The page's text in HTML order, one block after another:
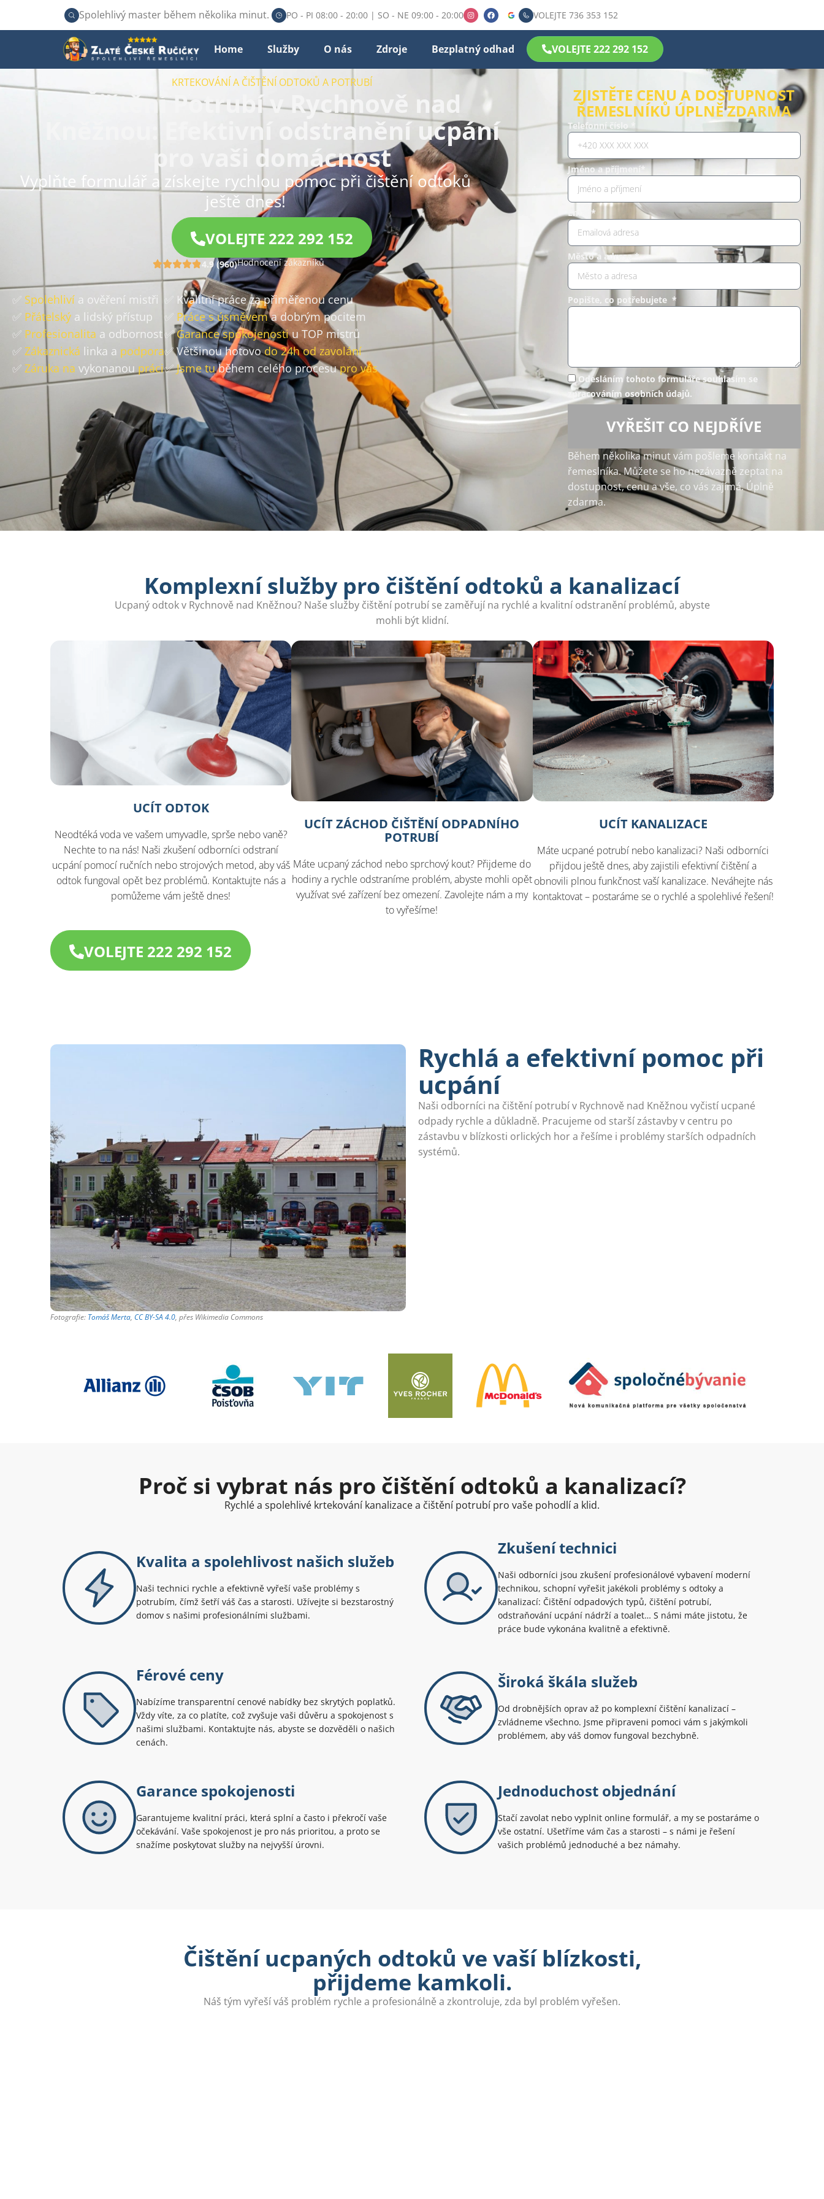
Spolehlivý master během několika minut. PO - PI 08:00 - 20:00 | SO - NE 09:00 - 20:00 VOLEJTE 736 353 152
Home Služby O nás Zdroje Bezplatný odhad VOLEJTE 222 292 152
KRTEKOVÁNÍ A ČIŠTĚNÍ ODTOKŮ A POTRUBÍ
Čištění Potrubí v Rychnově nad
Kněžnou: Efektivní odstranění ucpání
pro vaši domácnost
Vyplňte formulář a získejte rychlou pomoc při čištění odtoků
ještě dnes!
VOLEJTE 222 292 152
4.9 (960)Hodnocení zákazníků
✅ Spolehliví a ověření mistři
✅ Přátelský a lidský přístup
✅ Profesionalita a odbornost
✅ Zákaznická linka a podpora
✅ Záruka na vykonanoupráci
✅ Kvalitní práce za přiměřenou cenu
Práce s úsměvema dobrým pocitem
✅Garance spokojenostiu TOP mistrů
✅ Většinou hotovodo 24h od zavolání
✅Jsme tuběhem celého procesupro vás
ZJISTĚTE CENU A DOSTUPNOST
ŘEMESLNÍKŮ ÚPLNĚ ZDARMA
Telefonní číslo *
Jméno a příjmení*
Email*
Město a adresa *
Popište, co potřebujete *
Odesláním tohoto formuláře souhlasím se
zpracováním osobních údajů.
VYŘEŠIT CO NEJDŘÍVE
Během několika minut vám pošleme kontakt na
řemeslníka. Můžete se ho nezávazně zeptat na
dostupnost, cenu a vše, co vás zajímá. Úplně
zdarma.
Komplexní služby pro čištění odtoků a kanalizací
Ucpaný odtok v Rychnově nad Kněžnou? Naše služby čištění potrubí se zaměřují na rychlé a kvalitní odstranění problémů, abyste
mohli být klidní.
UCÍT ODTOK
Neodtéká voda ve vašem umyvadle, sprše nebo vaně?
Nechte to na nás! Naši zkušení odborníci odstraní
ucpání pomocí ručních nebo strojových metod, aby váš
odtok fungoval opět bez problémů. Kontaktujte nás a
pomůžeme vám ještě dnes!​
UCÍT ZÁCHOD ČIŠTĚNÍ ODPADNÍHO
POTRUBÍ
Máte ucpaný záchod nebo sprchový kout? Přijdeme do
hodiny a rychle odstraníme problém, abyste mohli opět
využívat své zařízení bez omezení. Zavolejte nám a my
to vyřešíme!
UCÍT KANALIZACE
Máte ucpané potrubí nebo kanalizaci? Naši odborníci
přijdou ještě dnes, aby zajistili efektivní čištění a
obnovili plnou funkčnost vaší kanalizace. Neváhejte nás
kontaktovat – postaráme se o rychlé a spolehlivé řešení!
VOLEJTE 222 292 152
Fotografie: Tomáš Merta, CC BY-SA 4.0, přes Wikimedia Commons
Rychlá a efektivní pomoc při
ucpání
Naši odborníci na čištění potrubí v Rychnově nad Kněžnou vyčistí ucpané
odpady rychle a důkladně. Pracujeme od starší zástavby v centru po
zástavbu v blízkosti orlických hor a řešíme i problémy starších odpadních
systémů.
Proč si vybrat nás pro čištění odtoků a kanalizací?
Rychlé a spolehlivé krtekování kanalizace a čištění potrubí pro vaše pohodlí a klid.
Kvalita a spolehlivost našich služeb
Naši technici rychle a efektivně vyřeší vaše problémy s
potrubím, čímž šetří váš čas a starosti. Užívejte si bezstarostný
domov s našimi profesionálními službami.
Zkušení technici
Naši odborníci jsou zkušení profesionálové vybavení moderní
technikou, schopní vyřešit jakékoli problémy s odtoky a
kanalizací: Čištění odpadových typů, čištění potrubí,
odstraňování ucpání nádrží a toalet… S námi máte jistotu, že
práce bude vykonána kvalitně a efektivně.
Férové ceny
Nabízíme transparentní cenové nabídky bez skrytých poplatků.
Vždy víte, za co platíte, což zvyšuje vaši důvěru a spokojenost s
našimi službami. Kontaktujte nás, abyste se dozvěděli o našich
cenách.
Široká škála služeb
Od drobnějších oprav až po komplexní čištění kanalizací –
zvládneme všechno. Jsme připraveni pomoci vám s jakýmkoli
problémem, aby váš domov fungoval bezchybně.
Garance spokojenosti
Garantujeme kvalitní práci, která splní a často i překročí vaše
očekávání. Vaše spokojenost je pro nás prioritou, a proto se
snažíme poskytovat služby na nejvyšší úrovni.
Jednoduchost objednání
Stačí zavolat nebo vyplnit online formulář, a my se postaráme o
vše ostatní. Ušetříme vám čas a starosti – s námi je řešení
vašich problémů jednoduché a bez námahy.
Čištění ucpaných odtoků ve vaší blízkosti,
přijdeme kamkoli.
Náš tým vyřeší váš problém rychle a profesionálně a zkontroluje, zda byl problém vyřešen.